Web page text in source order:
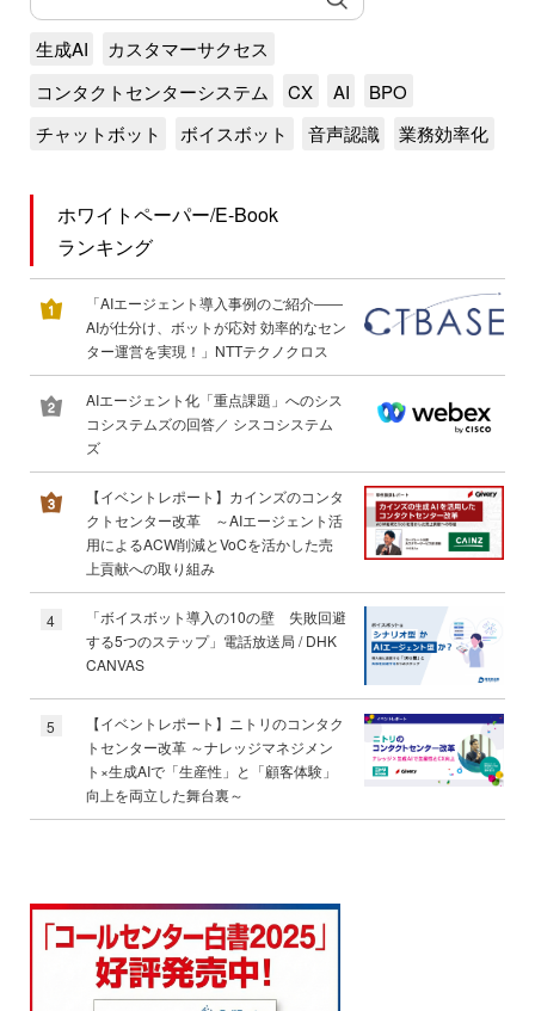
生成AI
カスタマーサクセス
コンタクトセンターシステム
CX AI
BPO
チャットボット
ボイスボット 音声認識 業務効率化
ホワイトペーパー/E-Book
ランキング
「AIエージェント導入事例のご紹介――
AIが仕分け、ボットが応対 効率的なセン
ター運営を実現！」NTTテクノクロス
AIエージェント化「重点課題」へのシス
コシステムズの回答／ シスコシステム
ズ
【イベントレポート】カインズのコンタ
クトセンター改革 ～AIエージェント活
用によるACW削減とVoCを活かした売
上貢献への取り組み
4
「ボイスボット導入の10の壁 失敗回避
する5つのステップ」電話放送局 / DHK
CANVAS
5
【イベントレポート】ニトリのコンタク
トセンター改革 ～ナレッジマネジメン
ト×生成AIで「生産性」と「顧客体験」
向上を両立した舞台裏～